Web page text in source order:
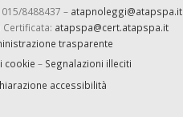
8488437 – atapnoleggi@atapspa.it
Certificata: atapspa@cert.atapspa.it
trasparente
cookie – Segnalazioni illeciti
accessibilità